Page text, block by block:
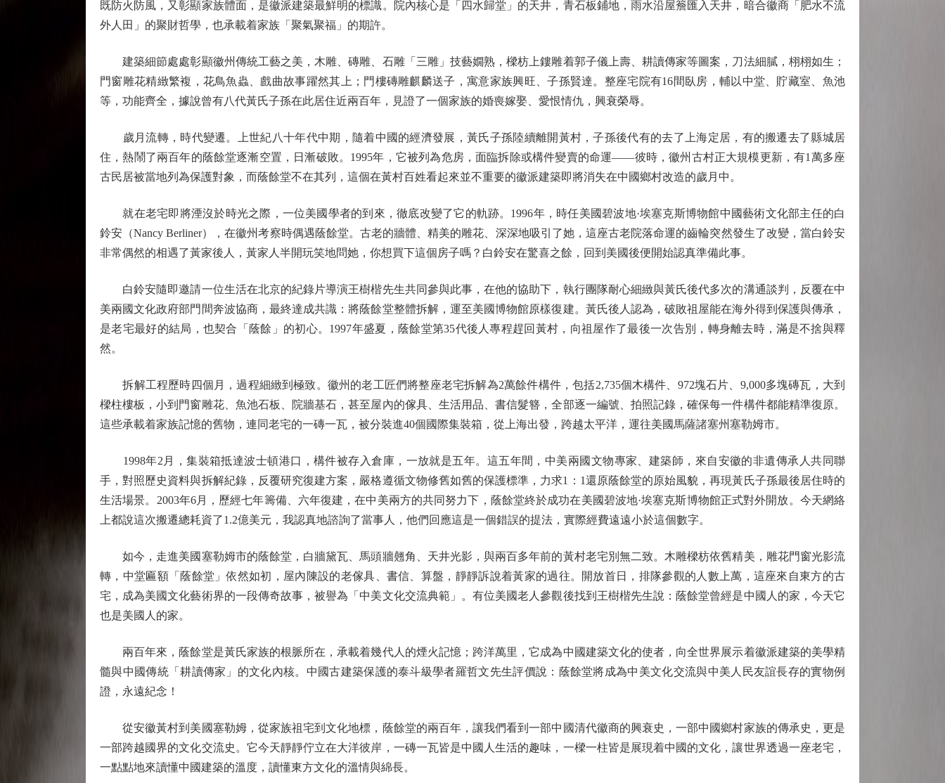
既防火防風，又彰顯家族體面，是徽派建築最鮮明的標識。院內核心是「四水歸堂」的天井，青石板鋪地，雨水沿屋簷匯入天井，暗合徽商「肥水不流
外人田」的聚財哲學，也承載着家族「聚氣聚福」的期許。
建築細節處處彰顯徽州傳統工藝之美，木雕、磚雕、石雕「三雕」技藝嫺熟，樑枋上鏤雕着郭子儀上壽、耕讀傳家等圖案，刀法細膩，栩栩如生；
門窗雕花精緻繁複，花鳥魚蟲、戲曲故事躍然其上；門樓磚雕麒麟送子，寓意家族興旺、子孫賢達。整座宅院有16間臥房，輔以中堂、貯藏室、魚池
等，功能齊全，據說曾有八代黃氏子孫在此居住近兩百年，見證了一個家族的婚喪嫁娶、愛恨情仇，興衰榮辱。
歲月流轉，時代變遷。上世紀八十年代中期，隨着中國的經濟發展，黃氏子孫陸續離開黃村，子孫後代有的去了上海定居，有的搬遷去了縣城居
住，熱鬧了兩百年的蔭餘堂逐漸空置，日漸破敗。1995年，它被列為危房，面臨拆除或構件變賣的命運——彼時，徽州古村正大規模更新，有1萬多座
古民居被當地列為保護對象，而蔭餘堂不在其列，這個在黃村百姓看起來並不重要的徽派建築即將消失在中國鄉村改造的歲月中。
就在老宅即將湮沒於時光之際，一位美國學者的到來，徹底改變了它的軌跡。1996年，時任美國碧波地·埃塞克斯博物館中國藝術文化部主任的白
鈴安（Nancy Berliner），在徽州考察時偶遇蔭餘堂。古老的牆體、精美的雕花、深深地吸引了她，這座古老院落命運的齒輪突然發生了改變，當白鈴安
非常偶然的相遇了黃家後人，黃家人半開玩笑地問她，你想買下這個房子嗎？白鈴安在驚喜之餘，回到美國後便開始認真準備此事。
白鈴安隨即邀請一位生活在北京的紀錄片導演王樹楷先生共同參與此事，在他的協助下，執行團隊耐心細緻與黃氏後代多次的溝通談判，反覆在中
美兩國文化政府部門間奔波協商，最終達成共識：將蔭餘堂整體拆解，運至美國博物館原樣復建。黃氏後人認為，破敗祖屋能在海外得到保護與傳承，
是老宅最好的結局，也契合「蔭餘」的初心。1997年盛夏，蔭餘堂第35代後人專程趕回黃村，向祖屋作了最後一次告別，轉身離去時，滿是不捨與釋
然。
拆解工程歷時四個月，過程細緻到極致。徽州的老工匠們將整座老宅拆解為2萬餘件構件，包括2,735個木構件、972塊石片、9,000多塊磚瓦，大到
樑柱樓板，小到門窗雕花、魚池石板、院牆基石，甚至屋內的傢具、生活用品、書信髮簪，全部逐一編號、拍照記錄，確保每一件構件都能精準復原。
這些承載着家族記憶的舊物，連同老宅的一磚一瓦，被分裝進40個國際集裝箱，從上海出發，跨越太平洋，運往美國馬薩諸塞州塞勒姆市。
1998年2月，集裝箱抵達波士頓港口，構件被存入倉庫，一放就是五年。這五年間，中美兩國文物專家、建築師，來自安徽的非遺傳承人共同聯
手，對照歷史資料與拆解紀錄，反覆研究復建方案，嚴格遵循文物修舊如舊的保護標準，力求1：1還原蔭餘堂的原始風貌，再現黃氏子孫最後居住時的
生活場景。2003年6月，歷經七年籌備、六年復建，在中美兩方的共同努力下，蔭餘堂終於成功在美國碧波地·埃塞克斯博物館正式對外開放。今天網絡
上都說這次搬遷總耗資了1.2億美元，我認真地諮詢了當事人，他們回應這是一個錯誤的提法，實際經費遠遠小於這個數字。
如今，走進美國塞勒姆市的蔭餘堂，白牆黛瓦、馬頭牆翹角、天井光影，與兩百多年前的黃村老宅別無二致。木雕樑枋依舊精美，雕花門窗光影流
轉，中堂匾額「蔭餘堂」依然如初，屋內陳設的老傢具、書信、算盤，靜靜訴說着黃家的過往。開放首日，排隊參觀的人數上萬，這座來自東方的古
宅，成為美國文化藝術界的一段傳奇故事，被譽為「中美文化交流典範」。有位美國老人參觀後找到王樹楷先生說：蔭餘堂曾經是中國人的家，今天它
也是美國人的家。
兩百年來，蔭餘堂是黃氏家族的根脈所在，承載着幾代人的煙火記憶；跨洋萬里，它成為中國建築文化的使者，向全世界展示着徽派建築的美學精
髓與中國傳統「耕讀傳家」的文化內核。中國古建築保護的泰斗級學者羅哲文先生評價說：蔭餘堂將成為中美文化交流與中美人民友誼長存的實物例
證，永遠紀念！
從安徽黃村到美國塞勒姆，從家族祖宅到文化地標，蔭餘堂的兩百年，讓我們看到一部中國清代徽商的興衰史，一部中國鄉村家族的傳承史，更是
一部跨越國界的文化交流史。它今天靜靜佇立在大洋彼岸，一磚一瓦皆是中國人生活的趣味，一樑一柱皆是展現着中國的文化，讓世界透過一座老宅，
一點點地來讀懂中國建築的溫度，讀懂東方文化的溫情與綿長。